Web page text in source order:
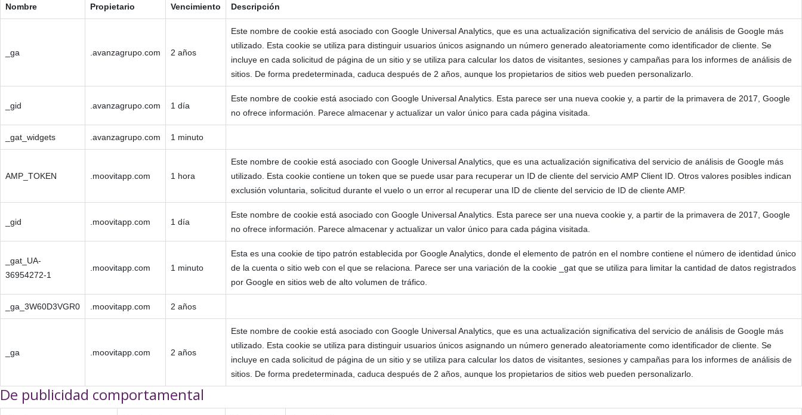
Nombre Propietario Vencimiento Descripción
_ga .avanzagrupo.com 2 años
Este nombre de cookie está asociado con Google Universal Analytics, que es una actualización significativa del servicio de análisis de Google más
utilizado. Esta cookie se utiliza para distinguir usuarios únicos asignando un número generado aleatoriamente como identificador de cliente. Se
incluye en cada solicitud de página de un sitio y se utiliza para calcular los datos de visitantes, sesiones y campañas para los informes de análisis de
sitios. De forma predeterminada, caduca después de 2 años, aunque los propietarios de sitios web pueden personalizarlo.
_gid .avanzagrupo.com 1 día
Este nombre de cookie está asociado con Google Universal Analytics. Esta parece ser una nueva cookie y, a partir de la primavera de 2017, Google
no ofrece información. Parece almacenar y actualizar un valor único para cada página visitada.
_gat_widgets .avanzagrupo.com 1 minuto
AMP_TOKEN .moovitapp.com 1 hora
Este nombre de cookie está asociado con Google Universal Analytics, que es una actualización significativa del servicio de análisis de Google más
utilizado. Esta cookie contiene un token que se puede usar para recuperar un ID de cliente del servicio AMP Client ID. Otros valores posibles indican
exclusión voluntaria, solicitud durante el vuelo o un error al recuperar una ID de cliente del servicio de ID de cliente AMP.
_gid .moovitapp.com 1 día
Este nombre de cookie está asociado con Google Universal Analytics. Esta parece ser una nueva cookie y, a partir de la primavera de 2017, Google
no ofrece información. Parece almacenar y actualizar un valor único para cada página visitada.
_gat_UA-
36954272-1
.moovitapp.com 1 minuto
Esta es una cookie de tipo patrón establecida por Google Analytics, donde el elemento de patrón en el nombre contiene el número de identidad único
de la cuenta o sitio web con el que se relaciona. Parece ser una variación de la cookie _gat que se utiliza para limitar la cantidad de datos registrados
por Google en sitios web de alto volumen de tráfico.
_ga_3W60D3VGR0 .moovitapp.com 2 años
_ga .moovitapp.com 2 años
Este nombre de cookie está asociado con Google Universal Analytics, que es una actualización significativa del servicio de análisis de Google más
utilizado. Esta cookie se utiliza para distinguir usuarios únicos asignando un número generado aleatoriamente como identificador de cliente. Se
incluye en cada solicitud de página de un sitio y se utiliza para calcular los datos de visitantes, sesiones y campañas para los informes de análisis de
sitios. De forma predeterminada, caduca después de 2 años, aunque los propietarios de sitios web pueden personalizarlo.
De publicidad comportamental